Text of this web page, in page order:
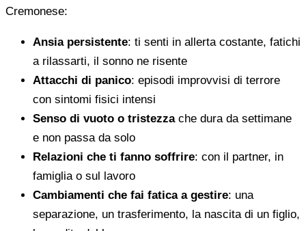
Cremonese:
Ansia persistente: ti senti in allerta costante, fatichi
a rilassarti, il sonno ne risente
Attacchi di panico: episodi improvvisi di terrore
con sintomi fisici intensi
Senso di vuoto o tristezzache dura da settimane
e non passa da solo
Relazioni che ti fanno soffrire: con il partner, in
famiglia o sul lavoro
Cambiamenti che fai fatica a gestire: una
separazione, un trasferimento, la nascita di un figlio,